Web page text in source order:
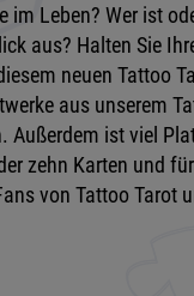
im Leben? Wer ist
aus? Halten Sie
neuen Tattoo
aus unserem
Außerdem ist viel
zehn Karten und
von Tattoo Tarot